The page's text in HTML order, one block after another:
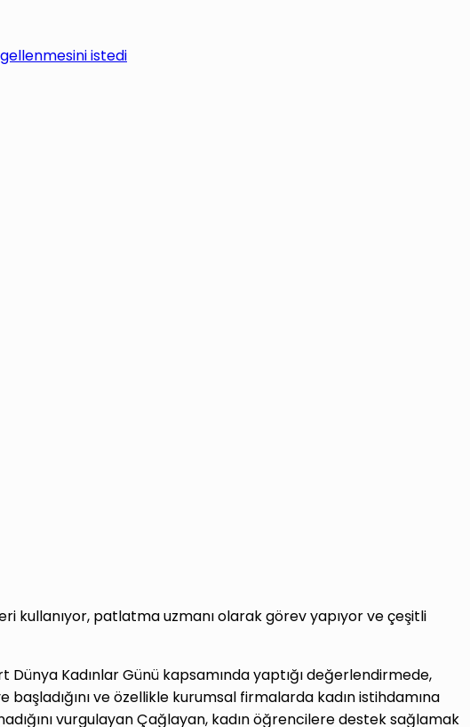
istedi
kullanıyor, patlatma uzmanı olarak görev yapıyor ve çeşitli
Kadınlar Günü kapsamında yaptığı değerlendirmede,
ve özellikle kurumsal firmalarda kadın istihdamına
vurgulayan Çağlayan, kadın öğrencilere destek sağlamak